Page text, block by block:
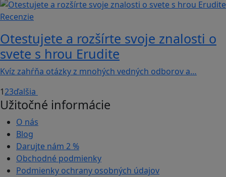
Recenzie
Otestujete a rozšírte svoje znalosti o
svete s hrou Erudite
Kvíz zahŕňa otázky z mnohých vedných odborov a…
123ďalšia
Užitočné informácie
O nás
Blog
Darujte nám 2 %
Obchodné podmienky
Podmienky ochrany osobných údajov